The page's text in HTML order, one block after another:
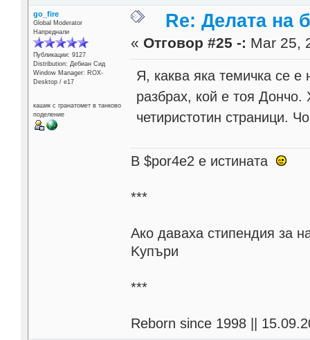
go_fire
Global Moderator
Напреднали
Публикации: 9127
Distribution: Дебиан Сид
Window Manager: ROX-
Desktop / е17
кашик с гранатомет в танково
поделение
Re: Делата на
« Отговор #25 -: Mar 25,
Я, каква яка темичка се
разбрах, кой е тоя Дончо.
четиристотин страници.
В $por4e2 e истината
***
Aко даваха стипендия за
Kупъри
***
Reborn since 1998 ||